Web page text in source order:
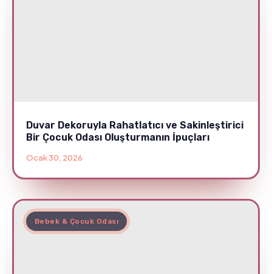
Duvar Dekoruyla Rahatlatıcı ve Sakinleştirici
Bir Çocuk Odası Oluşturmanın İpuçları
Ocak 30, 2026
Bebek & Çocuk Odası